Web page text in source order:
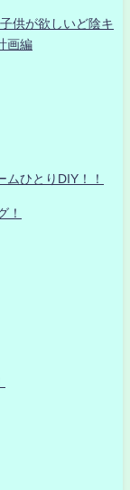
供が欲しいど陰キ
画編
ひとりDIY！！
！